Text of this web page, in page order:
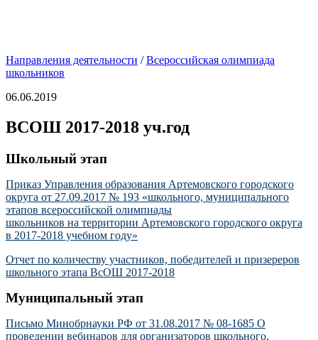
Направления деятельности /Всероссийская олимпиада
школьников
06.06.2019
ВСОШ 2017-2018 уч.год
Школьный этап
Приказ Управления образования Артемовского городского
округа от 27.09.2017 № 193 «школьного, муниципального
этапов всероссийской олимпиады
школьников на территории Артемовского городского округа
в 2017-2018 учебном году»
Отчет по количеству участников, победителей и призереров
школьного этапа ВсОШ 2017-2018
Муниципальный этап
Письмо Минобрнауки РФ от 31.08.2017 № 08-1685 О
проведении вебинаров для организаторов школьного,